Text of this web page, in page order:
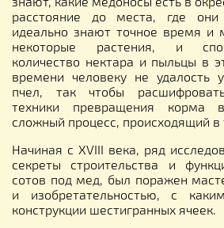
расстояние до места, где они
идеально знают точное время и
некоторые растения, и
количество нектара и пыльцы в
времени человеку не удалость
пчел, так чтобы
техники превращения корма
сложный процесс, происходящий в
Начиная с XVIII века, ряд
секреты строительства и
сотов под мед, был поражен
и изобретательностью, с
конструкции шестигранных ячеек.